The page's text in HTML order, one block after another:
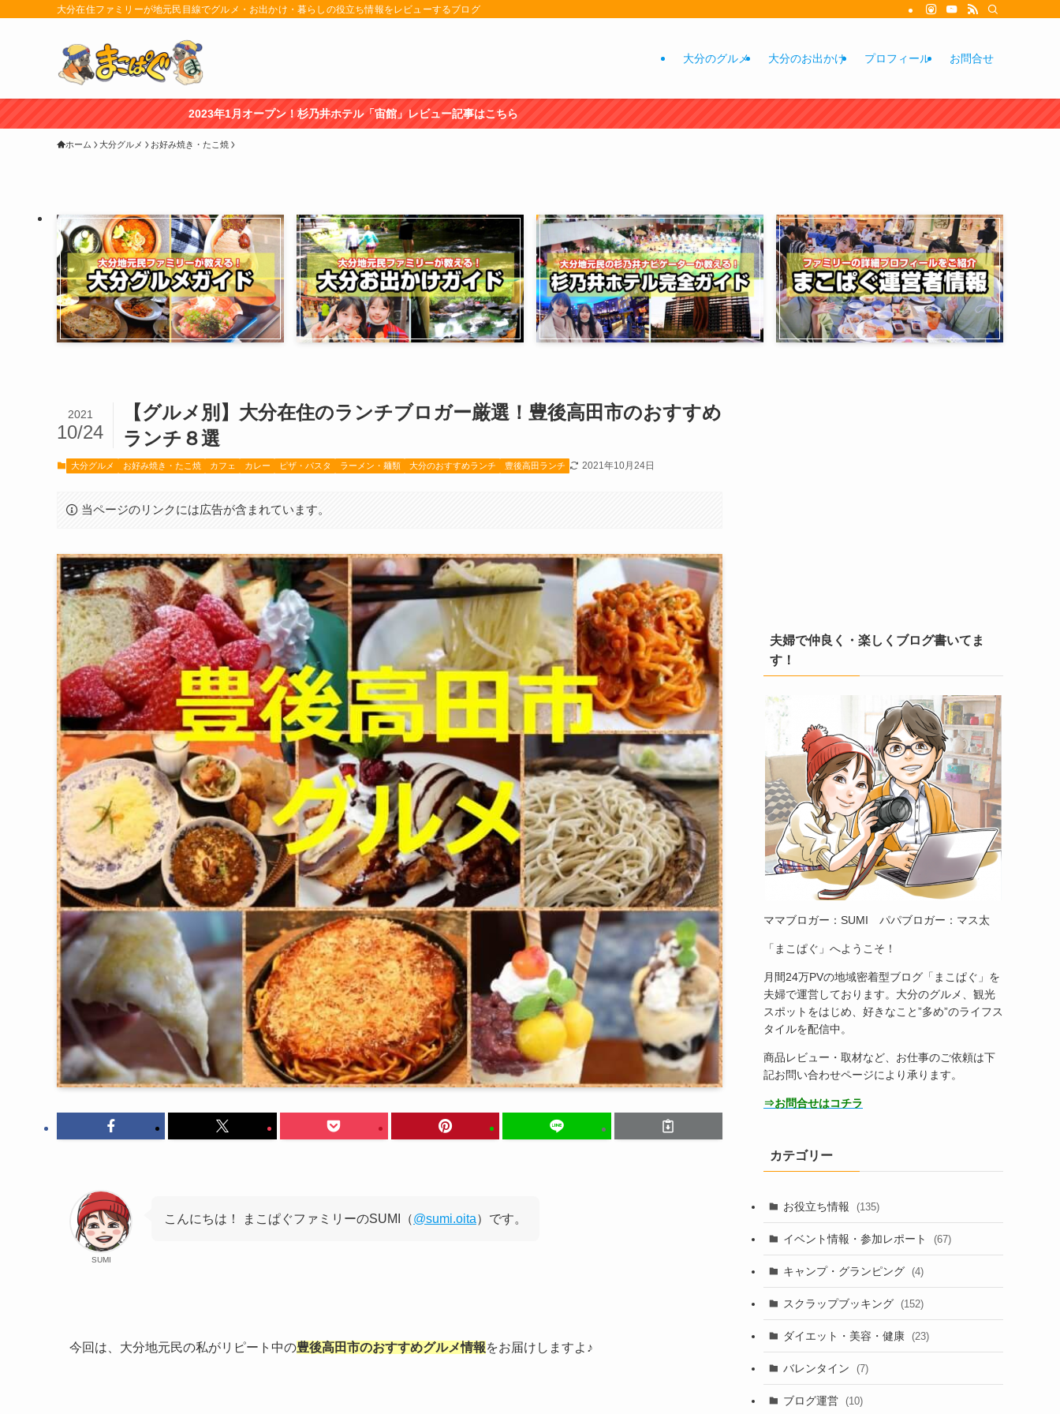
大分在住ファミリーが地元民目線でグルメ・お出かけ・暮らしの役立ち情報をレビューするブログ
大分のグルメ 大分のお出かけ プロフィール お問合せ
2023年1月オープン！杉乃井ホテル「宙館」レビュー記事はこちら
ホーム 大分グルメ お好み焼き・たこ焼
【グルメ別】大分在住のランチブロガー厳選！豊後高田市のおすすめ
ランチ８選
2021
10/24
大分グルメ お好み焼き・たこ焼 カフェ カレー ピザ・パスタ ラーメン・麺類 大分のおすすめランチ 豊後高田ランチ 2021年10月24日
当ページのリンクには広告が含まれています。
SUMI
こんにちは！ まこぱぐファミリーのSUMI（@sumi.oita）です。
今回は、大分地元民の私がリピート中の豊後高田市のおすすめグルメ情報をお届けしますよ♪
夫婦で仲良く・楽しくブログ書いてま
す！
ママブロガー：SUMI パパブロガー：マス太
「まこぱぐ」へようこそ！
月間24万PVの地域密着型ブログ「まこぱぐ」を
夫婦で運営しております。大分のグルメ、観光
スポットをはじめ、好きなこと”多め”のライフス
タイルを配信中。
商品レビュー・取材など、お仕事のご依頼は下
記お問い合わせページにより承ります。
⇒お問合せはコチラ
カテゴリー
お役立ち情報 (135)
イベント情報・参加レポート (67)
キャンプ・グランピング (4)
スクラップブッキング (152)
ダイエット・美容・健康 (23)
バレンタイン (7)
ブログ運営 (10)